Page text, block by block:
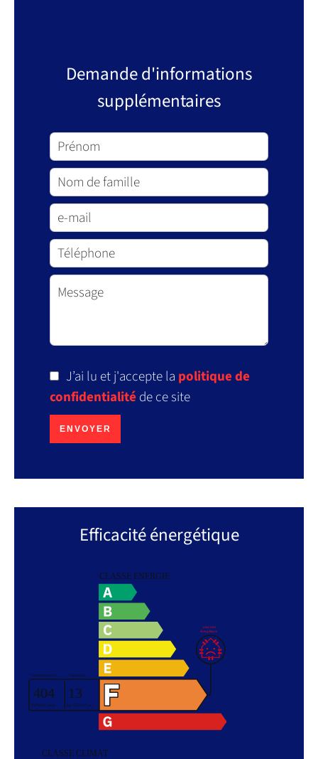
Demande d'informations
supplémentaires
J’ai lu et j'accepte la politique de
confidentialitéde ce site
ENVOYER
Efficacité énergétique